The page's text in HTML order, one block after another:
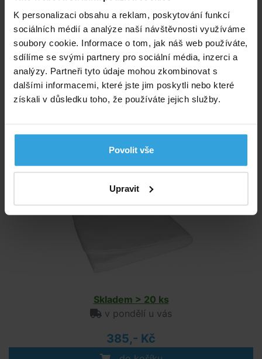
K personalizaci obsahu a reklam, poskytování funkcí
sociálních médií a analýze naší návštěvnosti využíváme
soubory cookie. Informace o tom, jak náš web používáte,
sdílíme se svými partnery pro sociální média, inzerci a
analýzy. Partneři tyto údaje mohou zkombinovat s
dalšími informacemi, které jste jim poskytli nebo které
získali v důsledku toho, že používáte jejich služby.
Povolit vše
Upravit
Nedostupné
699,- Kč
Podložka pod bazén o průměru 2,5m
Skladem > 20 ks
v pondělí u vás
385,- Kč